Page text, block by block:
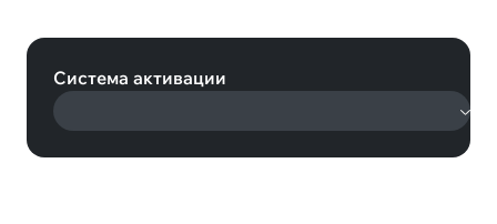
Система активации